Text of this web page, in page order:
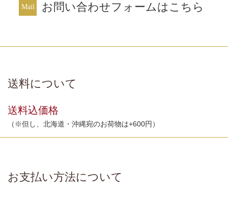
お問い合わせフォームはこちら
送料について
送料込価格
（※但し、北海道・沖縄宛のお荷物は+600円）
お支払い方法について